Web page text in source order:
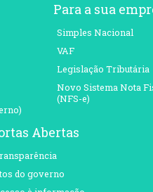
Para a sua
Simples Nacional
VAF
Legislação Tributária
Novo Sistema Nota
(NFS-e)
Abertas
do governo